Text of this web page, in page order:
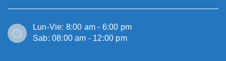
Lun-Vie: 8:00 am - 6:00 pm
Sab: 08:00 am - 12:00 pm